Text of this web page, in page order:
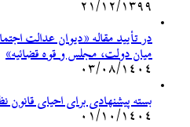
۲۱/۱۲/۱۳۹۹
در تأیید مقاله «دیوان عدالت
میان دولت، مجلس و قوه قضائیه»
۰۳/۰۸/۱۴۰۴
بسته پیشنهادی برای احیای قانون
۰۱/۱۰/۱۴۰۴